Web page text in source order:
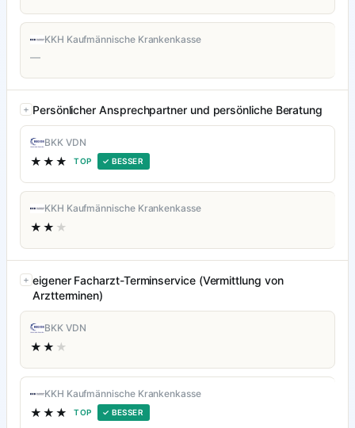
KKH Kaufmännische Krankenkasse
—
Persönlicher Ansprechpartner und persönliche Beratung
BKK VDN
★★★ TOP ✓ BESSER
KKH Kaufmännische Krankenkasse
★★ ★
eigener Facharzt-Terminservice (Vermittlung von
Arztterminen)
BKK VDN
★★ ★
KKH Kaufmännische Krankenkasse
★★★ TOP ✓ BESSER